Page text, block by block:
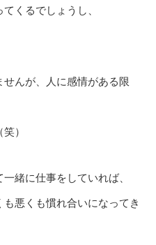
くるでしょうし、
んが、人に感情がある限
）
緒に仕事をしていれば、
悪くも慣れ合いになってき